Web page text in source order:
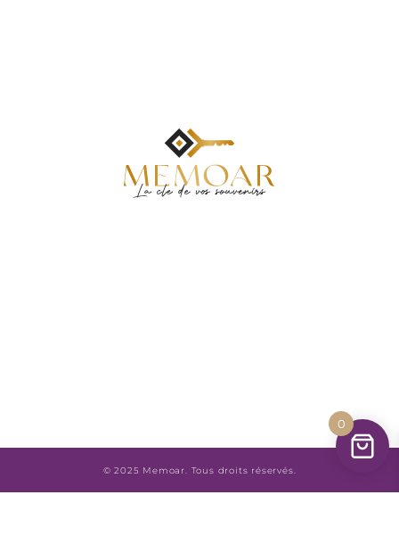
© 2025 Memoar. Tous droits réservés.
0